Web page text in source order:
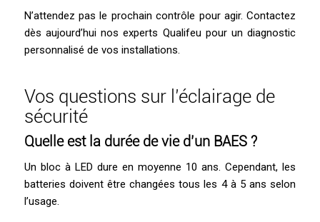
N’attendez pas le prochain contrôle pour agir. Contactez
dès aujourd’hui nos experts Qualifeu pour un diagnostic
personnalisé de vos installations.
Vos questions sur l’éclairage de
sécurité
Quelle est la durée de vie d’un BAES ?
Un bloc à LED dure en moyenne 10 ans. Cependant, les
batteries doivent être changées tous les 4 à 5 ans selon
l’usage.